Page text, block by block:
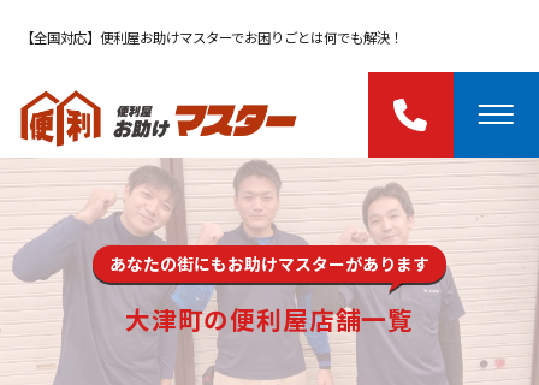
【全国対応】便利屋お助けマスターでお困りごとは何でも解決！
あなたの街にもお助けマスターがあります
大津町の便利屋店舗一覧